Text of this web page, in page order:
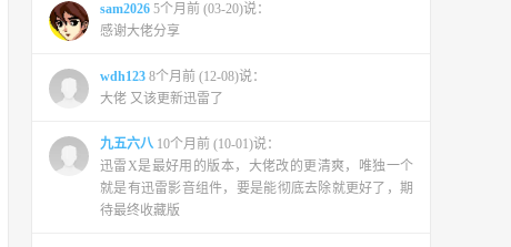
sam2026 5个月前 (03-20)说：
感谢大佬分享
wdh123 8个月前 (12-08)说：
大佬 又该更新迅雷了
九五六八 10个月前 (10-01)说：
迅雷X是最好用的版本，大佬改的更清爽，唯独一个
就是有迅雷影音组件，要是能彻底去除就更好了，期
待最终收藏版